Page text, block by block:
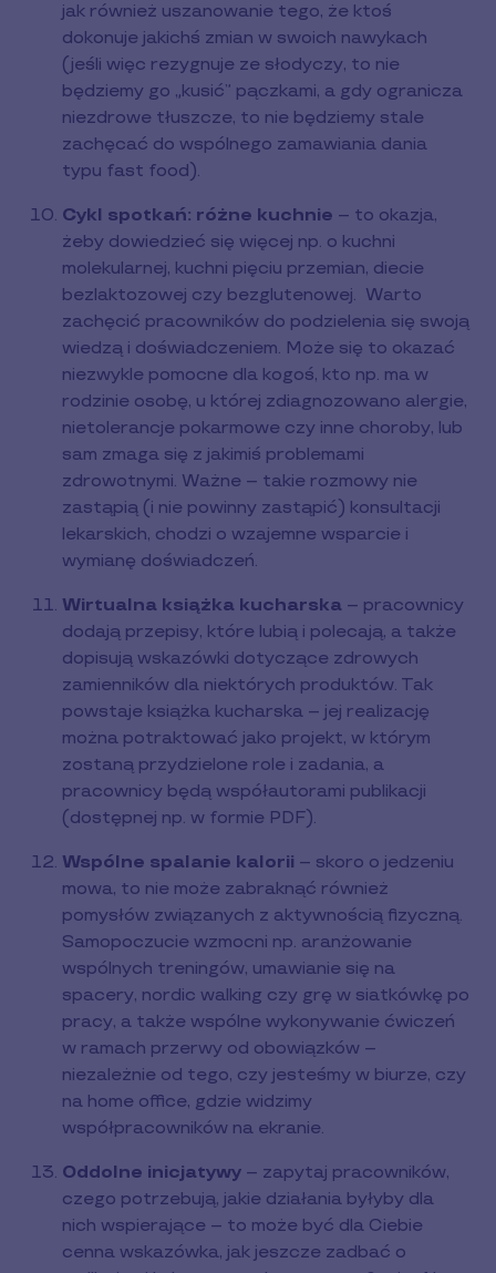
jak również uszanowanie tego, że ktoś
dokonuje jakichś zmian w swoich nawykach
(jeśli więc rezygnuje ze słodyczy, to nie
będziemy go „kusić” pączkami, a gdy ogranicza
niezdrowe tłuszcze, to nie będziemy stale
zachęcać do wspólnego zamawiania dania
typu fast food).
Cykl spotkań: różne kuchnie – to okazja,
żeby dowiedzieć się więcej np. o kuchni
molekularnej, kuchni pięciu przemian, diecie
bezlaktozowej czy bezglutenowej. Warto
zachęcić pracowników do podzielenia się swoją
wiedzą i doświadczeniem. Może się to okazać
niezwykle pomocne dla kogoś, kto np. ma w
rodzinie osobę, u której zdiagnozowano alergie,
nietolerancje pokarmowe czy inne choroby, lub
sam zmaga się z jakimiś problemami
zdrowotnymi. Ważne – takie rozmowy nie
zastąpią (i nie powinny zastąpić) konsultacji
lekarskich, chodzi o wzajemne wsparcie i
wymianę doświadczeń.
Wirtualna książka kucharska – pracownicy
dodają przepisy, które lubią i polecają, a także
dopisują wskazówki dotyczące zdrowych
zamienników dla niektórych produktów. Tak
powstaje książka kucharska – jej realizację
można potraktować jako projekt, w którym
zostaną przydzielone role i zadania, a
pracownicy będą współautorami publikacji
(dostępnej np. w formie PDF).
Wspólne spalanie kalorii – skoro o jedzeniu
mowa, to nie może zabraknąć również
pomysłów związanych z aktywnością fizyczną.
Samopoczucie wzmocni np. aranżowanie
wspólnych treningów, umawianie się na
spacery, nordic walking czy grę w siatkówkę po
pracy, a także wspólne wykonywanie ćwiczeń
w ramach przerwy od obowiązków –
niezależnie od tego, czy jesteśmy w biurze, czy
na home office, gdzie widzimy
współpracowników na ekranie.
Oddolne inicjatywy – zapytaj pracowników,
czego potrzebują, jakie działania byłyby dla
nich wspierające – to może być dla Ciebie
cenna wskazówka, jak jeszcze zadbać o